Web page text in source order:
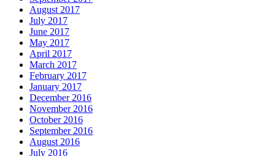
August 2017
July 2017
June 2017
May 2017
April 2017
March 2017
February 2017
January 2017
December 2016
November 2016
October 2016
September 2016
August 2016
July 2016